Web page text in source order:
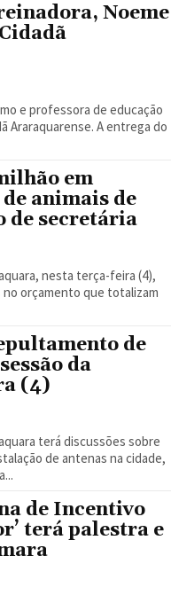
Noeme
e professora de educação
Araraquarense. A entrega do
em
animais de
de secretária
nesta terça-feira (4),
orçamento que totalizam
de
da
(4)
terá discussões sobre
de antenas na cidade,
de Incentivo
terá palestra e